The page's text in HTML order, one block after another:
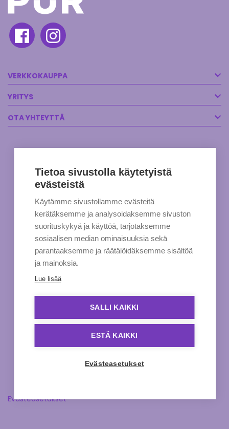
VERKKOKAUPPA
YRITYS
OTA YHTEYTTÄ
Evästeasetukset
Tietoa sivustolla käytetyistä
evästeistä
Käytämme sivustollamme evästeitä
kerätäksemme ja analysoidaksemme sivuston
suorituskykyä ja käyttöä, tarjotaksemme
sosiaalisen median ominaisuuksia sekä
parantaaksemme ja räätälöidäksemme sisältöä
ja mainoksia.
Lue lisää
SALLI KAIKKI
ESTÄ KAIKKI
Evästeasetukset